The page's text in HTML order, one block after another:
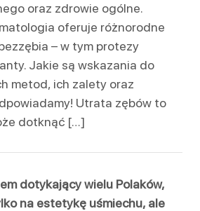
oraz zdrowie ogólne.
oferuje różnorodne
– w tym protezy
Jakie są wskazania do
metod, ich zalety oraz
Utrata zębów to
dotknąć […]
dotykający wielu Polaków,
na estetykę uśmiechu, ale